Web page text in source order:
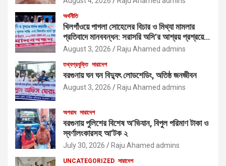
অর্থনীতি
খিলগাঁওয়ে পাগলা সোহেলের বিচার ও মিথ্যা মামলার
প্রতিবাদে মানববন্ধন: সরাসরি অসি’র আশ্রয় প্রশ্রয়ে
মাদক কারবারিদের দাপটের অভিযোগ
August 3, 2026 Raju Ahamed admins
তথ্যপ্রযুক্তি সারাদেশ
বরগুনায় ঘন ঘন বিদ্যুৎ লোডশেডিং, অতিষ্ঠ জনজীবন
August 3, 2026 Raju Ahamed admins
অপরাধ সারাদেশ
বরগুনায় পুলিশের বিশেষ অ’ভিযান, বিপুল পরিমাণ টাকা ও
স্বর্ণালংকারসহ আ’টক ২
July 30, 2026 Raju Ahamed admins
UNCATEGORIZED সারাদেশ